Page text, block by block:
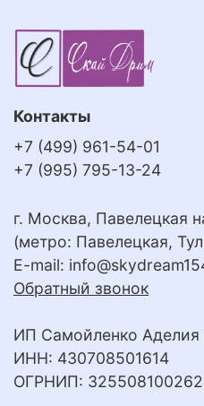
Контакты
+7 (499) 961-54-01
+7 (995) 795-13-24
г. Москва, Павелецкая
(метро: Павелецкая,
E-mail:
Обратный звонок
ИП Самойленко Аделия
ИНН: 430708501614
ОГРНИП: